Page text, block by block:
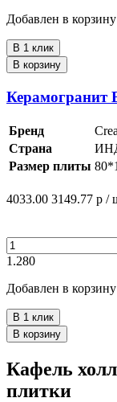
Добавлен в корзину
В 1 клик
В корзину
Керамогранит
Бренд
Страна
Размер плиты
4033.00 3149.77 р /
1.280
Добавлен в корзину
В 1 клик
В корзину
Кафель
плитки